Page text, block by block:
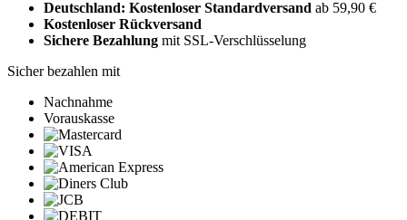
Deutschland: Kostenloser Standardversand ab 59,90 €
Kostenloser Rückversand
Sichere Bezahlung mit SSL-Verschlüsselung
Sicher bezahlen mit
Nachnahme
Vorauskasse